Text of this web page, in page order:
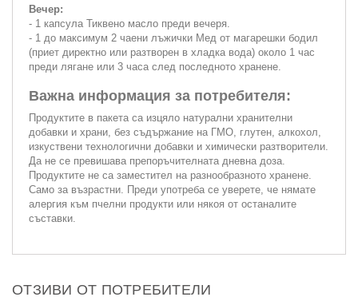
Вечер:
- 1 капсула Тиквено масло преди вечеря.
- 1 до максимум 2 чаени лъжички Мед от магарешки бодил
(приет директно или разтворен в хладка вода) около 1 час
преди лягане или 3 часа след последното хранене.
Важна информация за потребителя:
Продуктите в пакета са изцяло натурални хранителни
добавки и храни, без съдържание на ГМО, глутен, алкохол,
изкуствени технологични добавки и химически разтворители.
Да не се превишава препоръчителната дневна доза.
Продуктите не са заместител на разнообразното хранене.
Само за възрастни. Преди употреба се уверете, че нямате
алергия към пчелни продукти или някоя от останалите
съставки.
ОТЗИВИ ОТ ПОТРЕБИТЕЛИ